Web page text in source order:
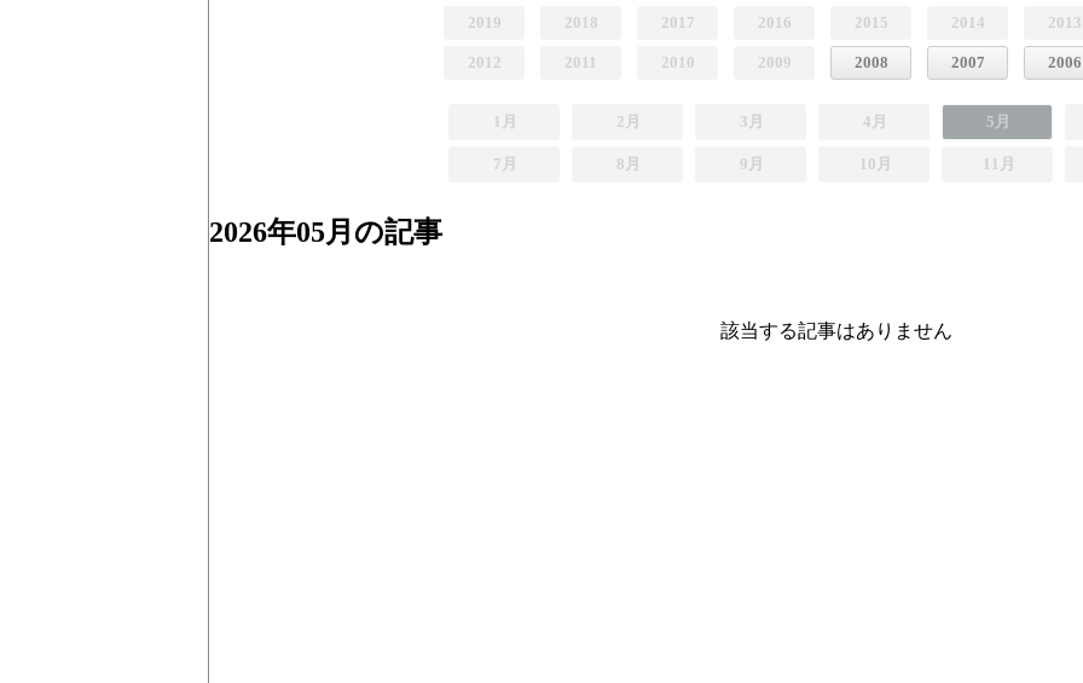
2019 2018 2017 2016 2015 2014 2013
2012 2011 2010 2009 2008 2007 2006
1月 2月 3月 4月 5月
7月 8月 9月 10月 11月
2026年05月の記事
該当する記事はありません